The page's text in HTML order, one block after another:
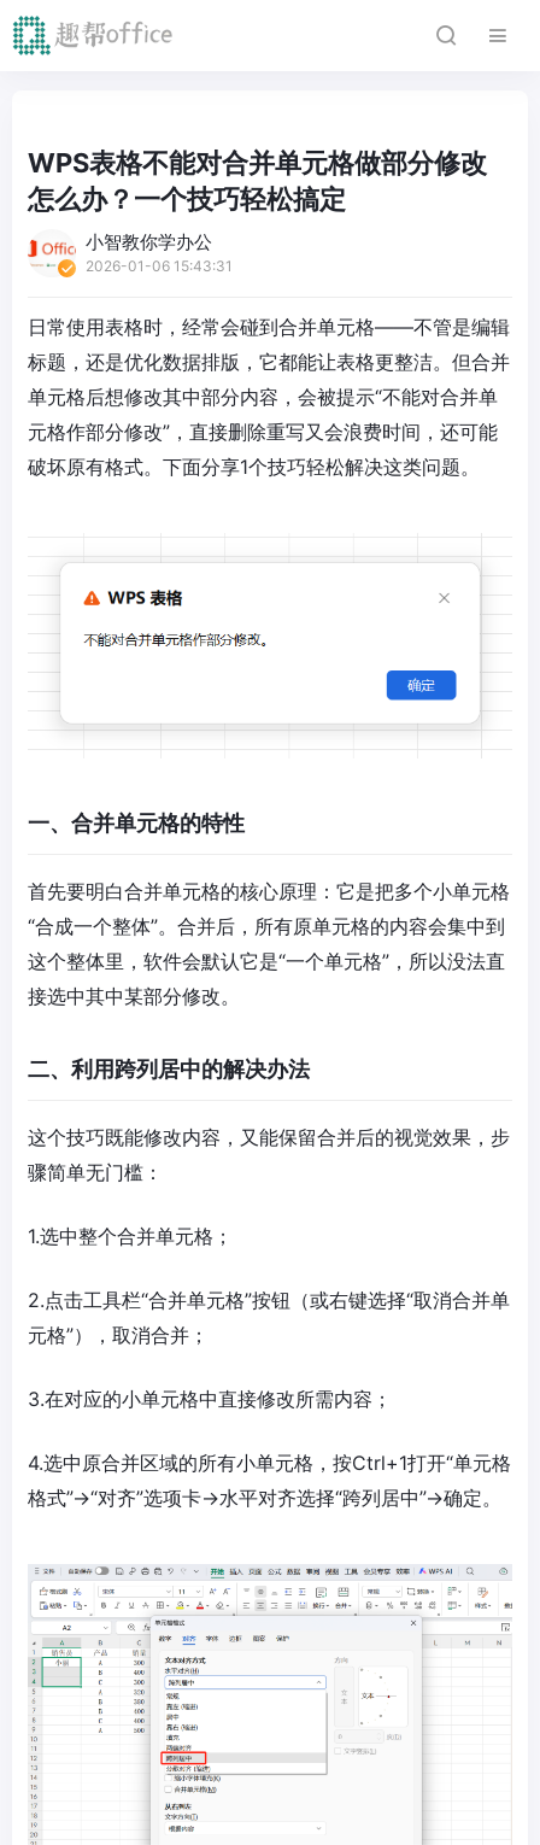
WPS表格不能对合并单元格做部分修改
怎么办？一个技巧轻松搞定
小智教你学办公
2026-01-06 15:43:31
日常使用表格时，经常会碰到合并单元格——不管是编辑
标题，还是优化数据排版，它都能让表格更整洁。但合并
单元格后想修改其中部分内容，会被提示“不能对合并单
元格作部分修改”，直接删除重写又会浪费时间，还可能
破坏原有格式。下面分享1个技巧轻松解决这类问题。
一、合并单元格的特性
首先要明白合并单元格的核心原理：它是把多个小单元格
“合成一个整体”。合并后，所有原单元格的内容会集中到
这个整体里，软件会默认它是“一个单元格”，所以没法直
接选中其中某部分修改。
二、利用跨列居中的解决办法
这个技巧既能修改内容，又能保留合并后的视觉效果，步
骤简单无门槛：
1.选中整个合并单元格；
2.点击工具栏“合并单元格”按钮（或右键选择“取消合并单
元格”），取消合并；
3.在对应的小单元格中直接修改所需内容；
4.选中原合并区域的所有小单元格，按Ctrl+1打开“单元格
格式”→“对齐”选项卡→水平对齐选择“跨列居中”→确定。